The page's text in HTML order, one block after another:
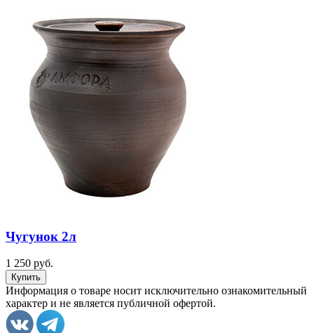
Чугунок 2л
1 250 руб.
Информация о товаре носит исключительно ознакомительный
характер и не является публичной офертой.